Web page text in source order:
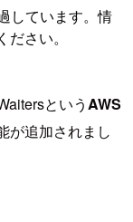
しています。情
さい。
という AWS
が追加されまし